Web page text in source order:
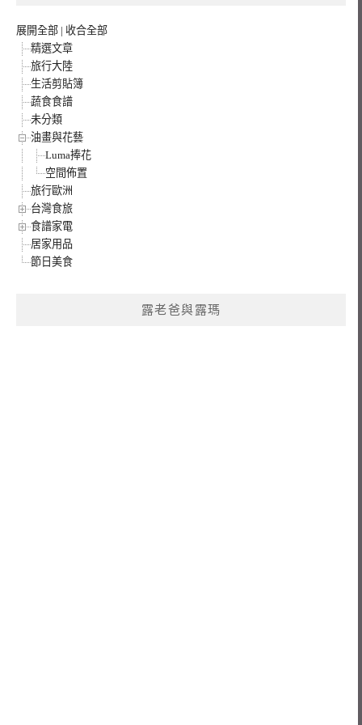
展開全部 | 收合全部
精選文章
旅行大陸
生活剪貼簿
蔬食食譜
未分類
油畫與花藝
Luma捧花
空間佈置
旅行歐洲
台灣食旅
食譜家電
居家用品
節日美食
露老爸與露瑪